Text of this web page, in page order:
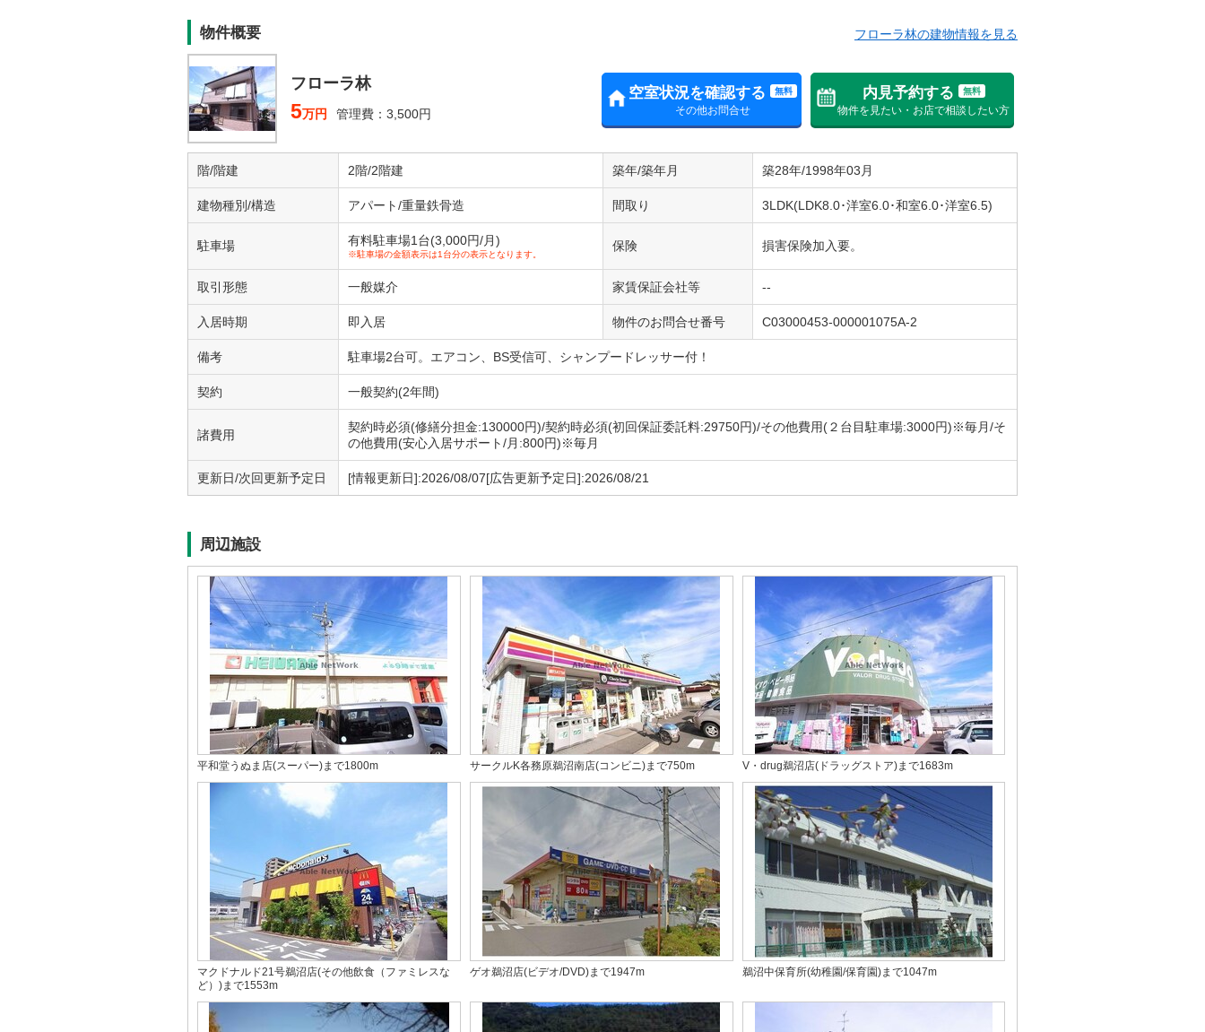
物件概要
フローラ林
5万円 管理費：3,500円
空室状況を確認する 無料
その他お問合せ
内見予約する 無料
物件を見たい・お店で相談したい方
フローラ林の建物情報を見る
階/階建 2階/2階建 築年/築年月 築28年/1998年03月
建物種別/構造 アパート/重量鉄骨造 間取り 3LDK(LDK8.0･洋室6.0･和室6.0･洋室6.5)
駐車場 有料駐車場1台(3,000円/月)
※駐車場の金額表示は1台分の表示となります。
保険 損害保険加入要。
取引形態 一般媒介 家賃保証会社等 --
入居時期 即入居 物件のお問合せ番号 C03000453-000001075A-2
備考 駐車場2台可。エアコン、BS受信可、シャンプードレッサー付！
契約 一般契約(2年間)
諸費用
契約時必須(修繕分担金:130000円)/契約時必須(初回保証委託料:29750円)/その他費用(２台目駐車場:3000円)※毎月/そ
の他費用(安心入居サポート/月:800円)※毎月
更新日/次回更新予定日 [情報更新日]:2026/08/07[広告更新予定日]:2026/08/21
周辺施設
平和堂うぬま店(スーパー)まで1800m サークルK各務原鵜沼南店(コンビニ)まで750m V・drug鵜沼店(ドラッグストア)まで1683m
マクドナルド21号鵜沼店(その他飲食（ファミレスな
ど）)まで1553m
ゲオ鵜沼店(ビデオ/DVD)まで1947m 鵜沼中保育所(幼稚園/保育園)まで1047m